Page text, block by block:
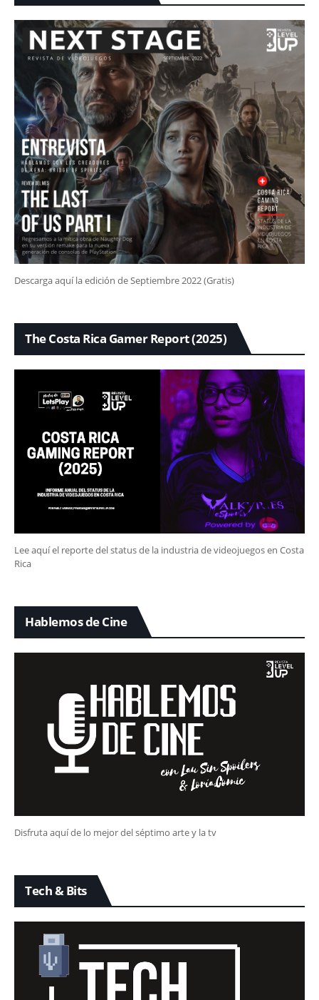
Descarga aquí la edición de Septiembre 2022 (Gratis)
The Costa Rica Gamer Report (2025)
Lee aquí el reporte del status de la industria de videojuegos en Costa
Rica
Hablemos de Cine
Disfruta aquí de lo mejor del séptimo arte y la tv
Tech & Bits